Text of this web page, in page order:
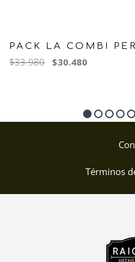
PACK LA COMBI
$33.980 $30.480
Términos